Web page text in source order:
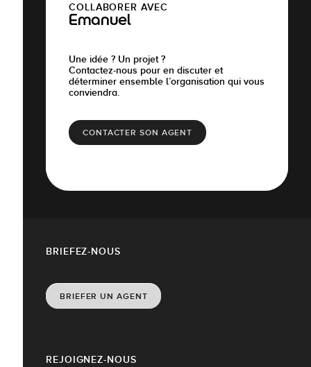
COLLABORER AVEC
Emanuel
Une idée ? Un projet ?
Contactez-nous pour en discuter et
déterminer ensemble l’organisation qui vous
conviendra.
CONTACTER SON AGENT
REJOIGNEZ-NOUS
BRIEFEZ-NOUS
BRIEFER UN AGENT